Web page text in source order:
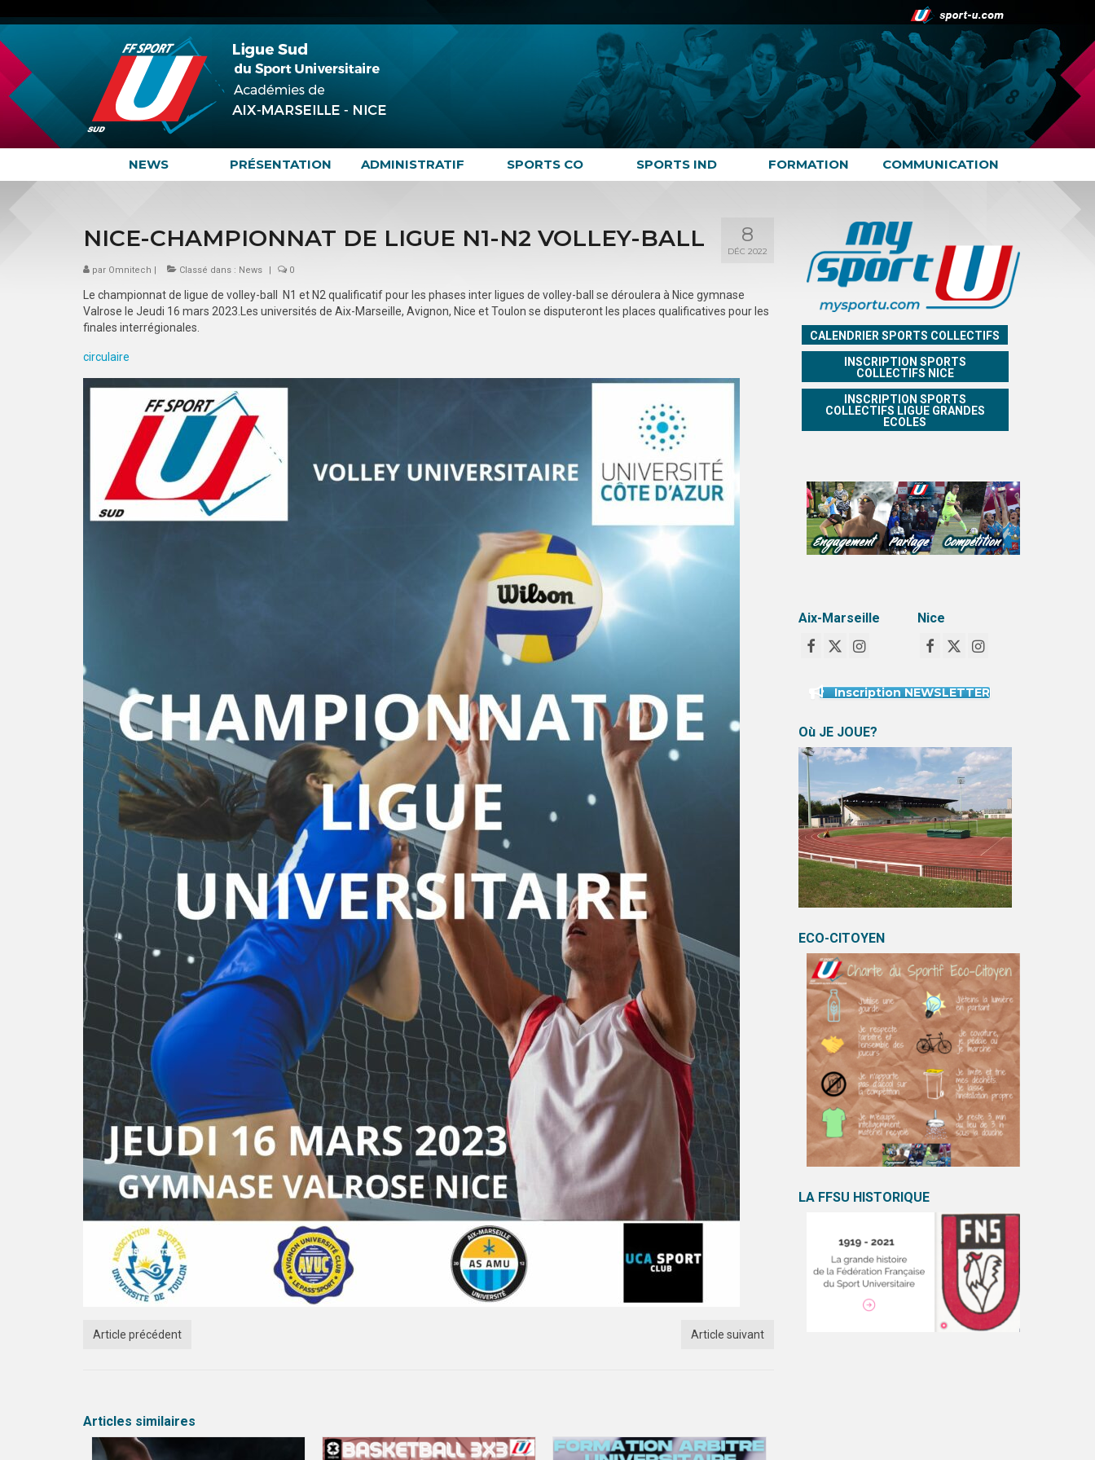
NEWS PRÉSENTATION ADMINISTRATIF SPORTS CO SPORTS IND FORMATION COMMUNICATION
8
DÉC 2022
NICE-CHAMPIONNAT DE LIGUE N1-N2 VOLLEY-BALL
par Omnitech | Classé dans : News | 0
Le championnat de ligue de volley-ball N1 et N2 qualificatif pour les phases inter ligues de volley-ball se déroulera à Nice gymnase
Valrose le Jeudi 16 mars 2023.Les universités de Aix-Marseille, Avignon, Nice et Toulon se disputeront les places qualificatives pour les
finales interrégionales.
circulaire
Article précédent Article suivant
Articles similaires
CALENDRIER SPORTS COLLECTIFS
INSCRIPTION SPORTS
COLLECTIFS NICE
INSCRIPTION SPORTS
COLLECTIFS LIGUE GRANDES
ECOLES
Aix-Marseille Nice
Inscription NEWSLETTER
Où JE JOUE?
ECO-CITOYEN
LA FFSU HISTORIQUE